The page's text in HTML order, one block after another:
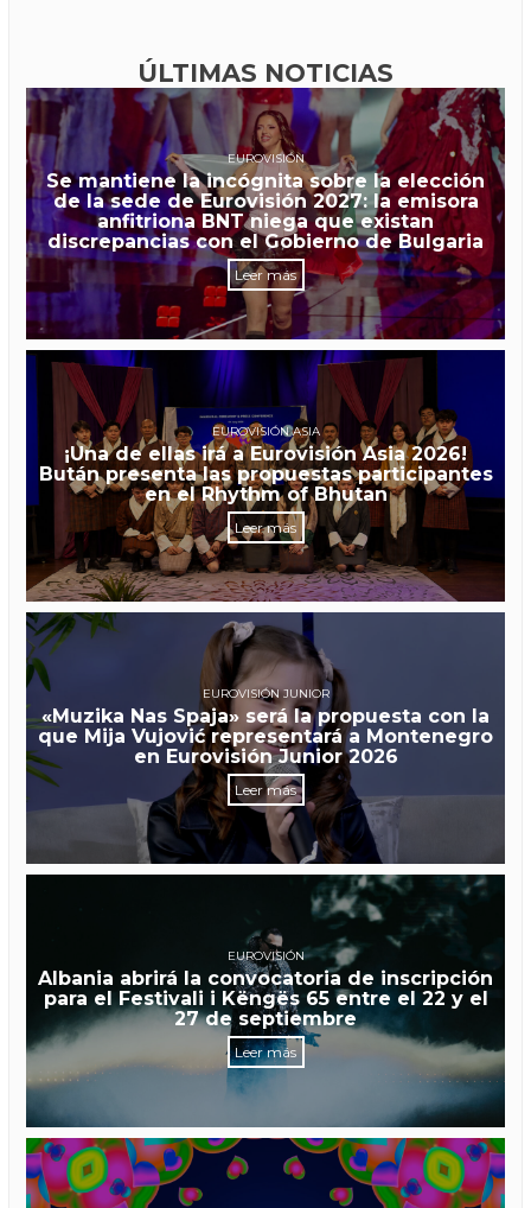
ÚLTIMAS NOTICIAS
EUROVISIÓN
Se mantiene la incógnita sobre la elección
de la sede de Eurovisión 2027: la emisora
anfitriona BNT niega que existan
discrepancias con el Gobierno de Bulgaria
Leer más
EUROVISIÓN ASIA
¡Una de ellas irá a Eurovisión Asia 2026!
Bután presenta las propuestas participantes
en el Rhythm of Bhutan
Leer más
EUROVISIÓN JUNIOR
«Muzika Nas Spaja» será la propuesta con la
que Mija Vujović representará a Montenegro
en Eurovisión Junior 2026
Leer más
EUROVISIÓN
Albania abrirá la convocatoria de inscripción
para el Festivali i Këngës 65 entre el 22 y el
27 de septiembre
Leer más